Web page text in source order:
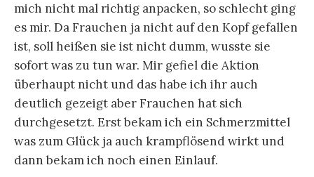
mich nicht mal richtig anpacken, so schlecht ging
es mir. Da Frauchen ja nicht auf den Kopf gefallen
ist, soll heißen sie ist nicht dumm, wusste sie
sofort was zu tun war. Mir gefiel die Aktion
überhaupt nicht und das habe ich ihr auch
deutlich gezeigt aber Frauchen hat sich
durchgesetzt. Erst bekam ich ein Schmerzmittel
was zum Glück ja auch krampflösend wirkt und
dann bekam ich noch einen Einlauf.